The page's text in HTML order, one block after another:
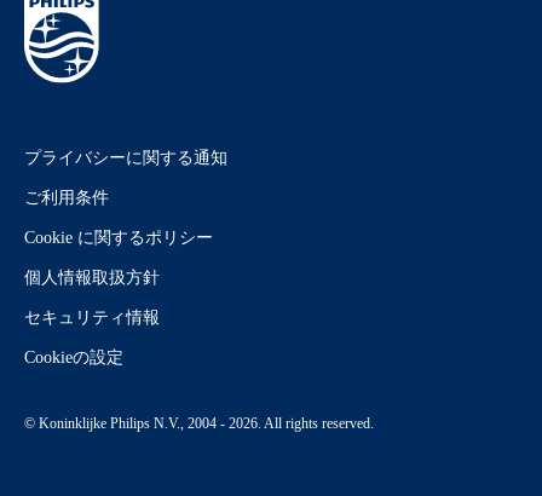
プライバシーに関する通知
ご利用条件
Cookie に関するポリシー
個人情報取扱方針
セキュリティ情報
Cookieの設定
© Koninklijke Philips N.V., 2004 - 2026. All rights reserved.